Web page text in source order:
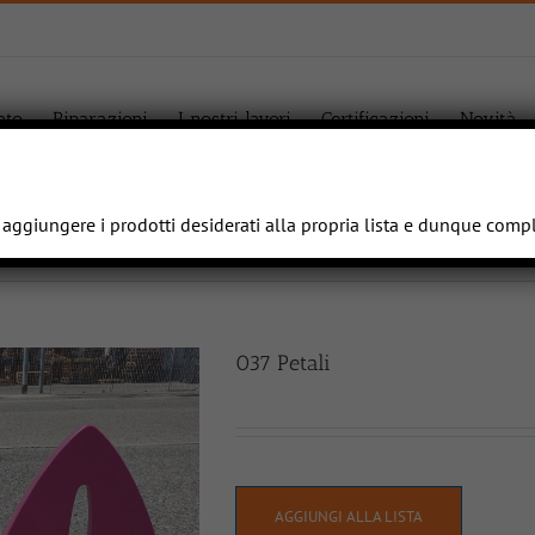
Riparazioni I nostri lavori Certificazioni Novità
037 Petali
AGGIUNGI ALLA LISTA
i prodotti desiderati alla propria lista e dunque